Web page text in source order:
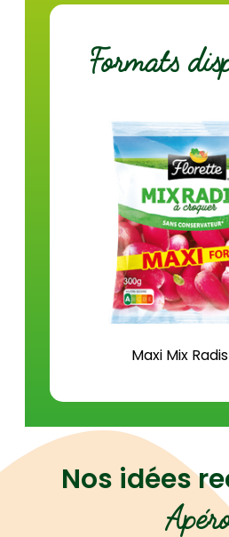
dont sucres (g)
Protéines (g)
Formats
Maxi Mix
Nos idées